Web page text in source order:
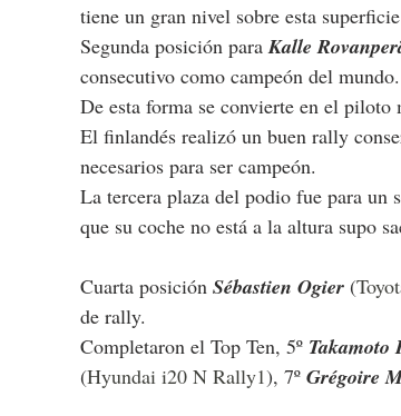
tiene un gran nivel sobre esta
Segunda posición para Kalle
consecutivo como campeón del mundo.
De esta forma se convierte en el
El finlandés realizó un buen rally
necesarios para ser campeón.
La tercera plaza del podio fue para un
que su coche no está a la altura supo
Cuarta posición Sébastien Ogier (
de rally.
Completaron el Top Ten, 5º Takamoto
(Hyundai i20 N Rally1), 7º Grégoire